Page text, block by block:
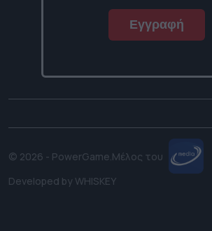
Εγγραφή
© 2026 - PowerGame. Μέλος του
Developed by WHISKEY